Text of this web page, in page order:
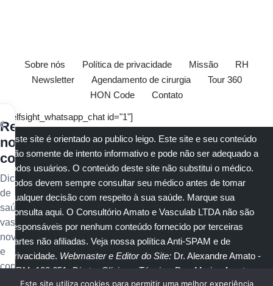
Sobre nós Política de privacidade Missão
RH
Newsletter
Agendamento de cirurgia
Tour 360
HON Code
Contato
[elfsight_whatsapp_chat id="1"]
Este site é orientado ao publico leigo. Este site e seu conteúdo
são somente de intento informativo e pode não ser adequado a
todos usuários. O conteúdo deste site não substitui o médico.
Todos devem sempre consultar seu médico antes de tomar
qualquer decisão com respeito à sua saúde. Marque sua
consulta aqui. O Consultório Amato e Vasculab LTDA não são
responsáveis por nenhum conteúdo fornecido por terceiras
partes não afiliadas. Veja nossa política Anti-SPAM e de
privacidade. Webmaster e Editor do Site: Dr. Alexandre Amato -
CRM: 108.651
. Diretor Clínico e Técnico
: Dra. Marisa Amato
Receba
nossos
conteúdos
Dicas
de
saúde
vascular,
novidades
e
conteúdo
exclusivo
Este site utiliza cookies para permitir uma melhor experiência